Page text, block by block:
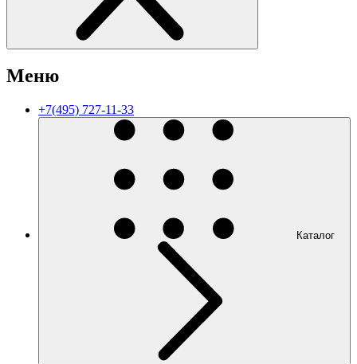
Меню
+7(495) 727-11-33
Каталог